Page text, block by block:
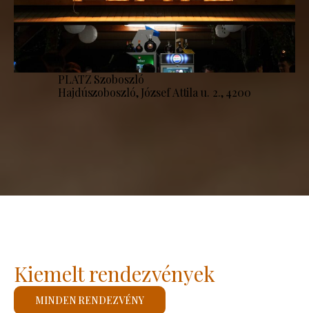
PLATZ Szoboszló
Hajdúszoboszló, József Attila u. 2., 4200
Kiemelt rendezvények
MINDEN RENDEZVÉNY